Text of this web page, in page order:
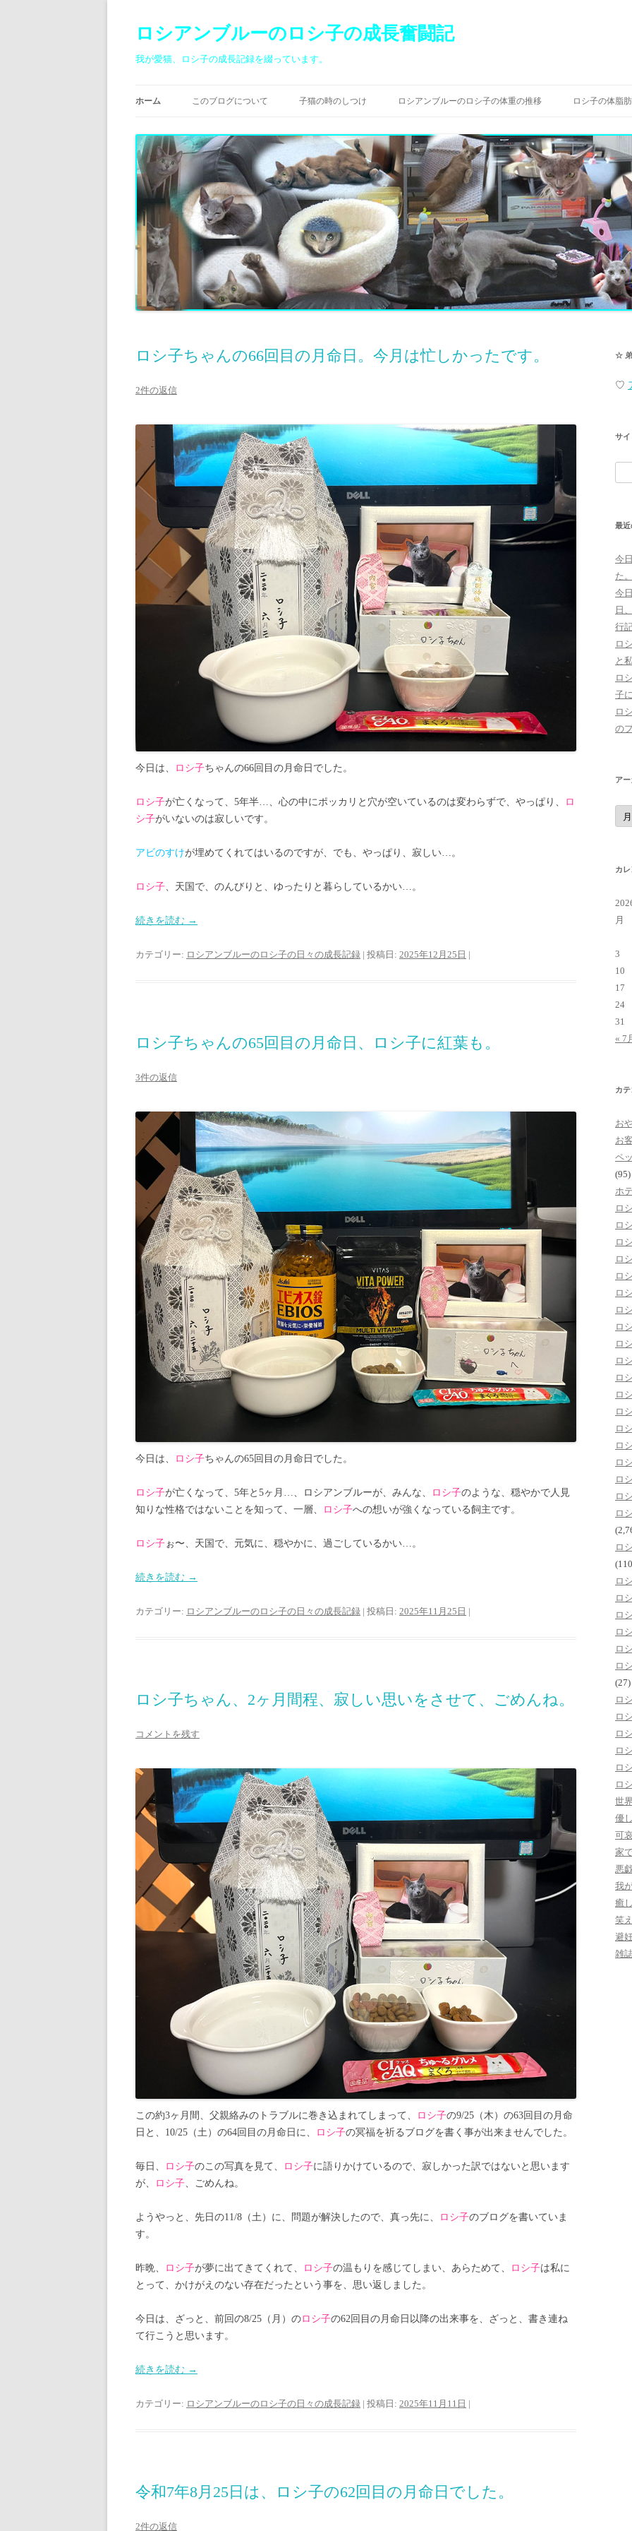
ロシアンブルーのロシ子の成長奮闘記
我が愛猫、ロシ子の成長記録を綴っています。
ン
へ
ス
キ
ッ
プ
ホーム このブログについて 子猫の時のしつけ ロシアンブルーのロシ子の体重の推移 ロシ子の体脂
ロシ子ちゃんの66回目の月命日。今月は忙しかったです。
2件の返信
今日は、 ロシ子ちゃんの66回目の月命日でした。
ロシ子が亡くなって、5年半…、心の中にポッカリと穴が空いているのは変わらずで、やっぱり、
ロ
シ子がいないのは寂しいです。
アビのすけが埋めてくれてはいるのですが、でも、やっぱり、寂しい…。
ロシ子 、天国で、のんびりと、ゆったりと暮らしているかい…。
続きを読む →
カテゴリー: ロシアンブルーのロシ子の日々の成長記録 | 投稿日: 2025年12月25日 |
ロシ子ちゃんの65回目の月命日、ロシ子に紅葉も。
3件の返信
今日は、 ロシ子ちゃんの65回目の月命日でした。
ロシ子が亡くなって、5年と5ヶ月…、ロシアンブルーが、みんな、 ロシ子のような、穏やかで人見
知りな性格ではないことを知って、一層、
ロシ子への想いが強くなっている飼主です。
ロシ子 ぉ〜、天国で、元気に、穏やかに、過ごしているかい…。
続きを読む →
カテゴリー: ロシアンブルーのロシ子の日々の成長記録 | 投稿日: 2025年11月25日 |
ロシ子ちゃん、2ヶ月間程、寂しい思いをさせて、ごめんね。
コメントを残す
この約3ヶ月間、父親絡みのトラブルに巻き込まれてしまって、 ロシ子の9/25（木）の63回目の月命
日と、10/25（土）の64回目の月命日に、
ロシ子の冥福を祈るブログを書く事が出来ませんでした。
毎日、 ロシ子のこの写真を見て、 ロシ子に語りかけているので、寂しかった訳ではないと思います
が、
ロシ子、ごめんね。
ようやっと、先日の11/8（土）に、問題が解決したので、真っ先に、 ロシ子のブログを書いていま
す。
昨晩、 ロシ子が夢に出てきてくれて、 ロシ子の温もりを感じてしまい、あらためて、 ロシ子は私に
とって、かけがえのない存在だったという事を、思い返しました。
今日は、ざっと、前回の8/25（月）のロシ子の62回目の月命日以降の出来事を、ざっと、書き連ね
て行こうと思います。
続きを読む →
カテゴリー: ロシアンブルーのロシ子の日々の成長記録 | 投稿日: 2025年11月11日 |
令和7年8月25日は、ロシ子の62回目の月命日でした。
2件の返信
☆ 弟
♡
サイ
索:
最近
今
た
今
日
行
ロ
と
ロ
子
ロ
の
ア
ア
ー
カ
カ
月
3
10
17
24
31
« 7
カ
お
お
ペ
(95)
ホ
ロ
ロ
ロ
ロ
ロ
ロ
ロ
ロ
ロ
ロ
ロ
ロ
ロ
ロ
ロ
ロ
ロ
ロ
ロ
ロ
ロ
ロ
ロ
ロ
ロ
ロ
(27)
ロ
ロ
ロ
ロ
ロ
ロ
世
優
可
家
悪
我
癒
笑
避
雑